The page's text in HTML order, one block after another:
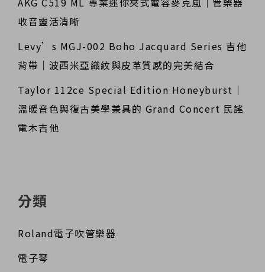
收音靈活清晰
Levy’s MGJ-002 Boho Jacquard Series 吉他
背帶｜波西米亞織紋與皮革質感的完美結合
Taylor 112ce Special Edition Honeyburst｜
溫暖音色與復古美學兼具的 Grand Concert 民謠
電木吉他
分類
Roland電子吹管樂器
電子琴